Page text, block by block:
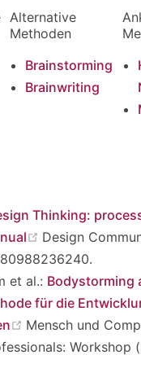
Alternative
Methoden
Brainstorming
Brainwriting
Thinking:
(opens new
Design
et al.: Bodystorming
für die
(opens new
Mensch und
Workshop